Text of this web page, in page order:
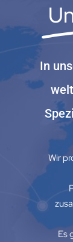
In
Wir
Es